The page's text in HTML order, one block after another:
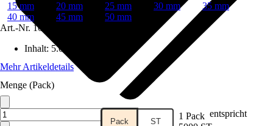
15 mm
20 mm 25 mm 30 mm
35 mm
40 mm
45 mm
50 mm
Art.-Nr. 10089300
Inhalt: 5.000 Stück
Mehr Artikeldetails
Menge (Pack)
Pack ST 1 Pack entspricht